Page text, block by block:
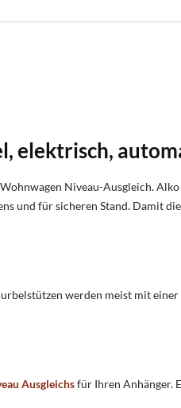
elektrisch,
Niveau-Ausgleich. Alko
und für sicheren Stand. Damit
werden meist mit
Ausgleichsfür Ihren Anhänger.